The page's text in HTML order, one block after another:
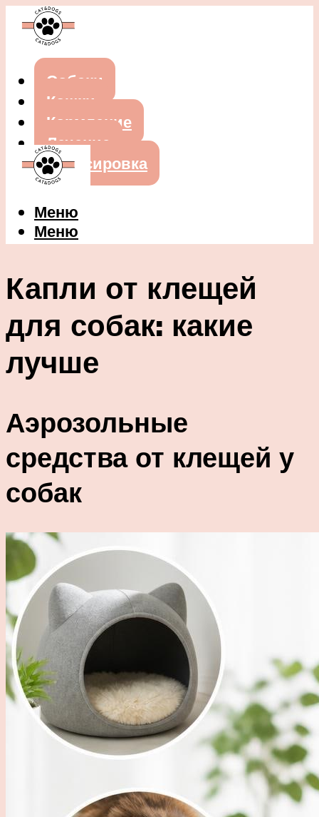
Собаки
Кошки
Кормление
Лечение
Дрессировка
Меню
Меню
Капли от клещей
для собак: какие
лучше
Аэрозольные
средства от клещей у
собак